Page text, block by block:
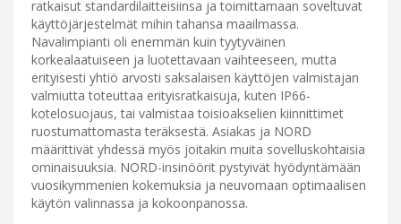
ratkaisut standardilaitteisiinsa ja toimittamaan soveltuvat
käyttöjärjestelmät mihin tahansa maailmassa.
Navalimpianti oli enemmän kuin tyytyväinen
korkealaatuiseen ja luotettavaan vaihteeseen, mutta
erityisesti yhtiö arvosti saksalaisen käyttöjen valmistajan
valmiutta toteuttaa erityisratkaisuja, kuten IP66-
kotelosuojaus, tai valmistaa toisioakselien kiinnittimet
ruostumattomasta teräksestä. Asiakas ja NORD
määrittivät yhdessä myös joitakin muita sovelluskohtaisia
ominaisuuksia. NORD-insinöörit pystyivät hyödyntämään
vuosikymmenien kokemuksia ja neuvomaan optimaalisen
käytön valinnassa ja kokoonpanossa.